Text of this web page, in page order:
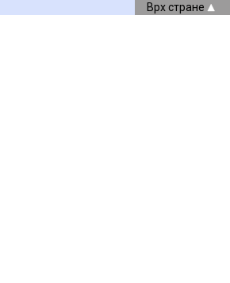
Врх стране